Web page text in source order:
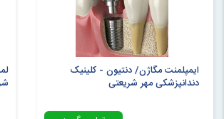
ایمپلمنت مگاژن/ دنتیون - کلینیک
دندانپزشکی مهر شریعتی